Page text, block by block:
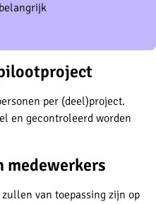
per (deel)project.
en gecontroleerd worden
medewerkers
van toepassing zijn op